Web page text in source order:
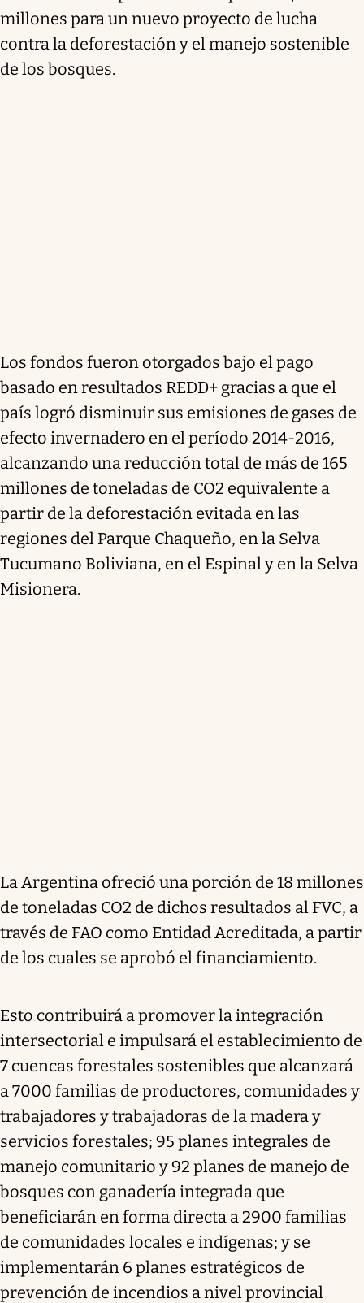
millones para un nuevo proyecto de lucha
contra la deforestación y el manejo sostenible
de los bosques.
Los fondos fueron otorgados bajo el pago
basado en resultados REDD+ gracias a que el
país logró disminuir sus emisiones de gases de
efecto invernadero en el período 2014-2016,
alcanzando una reducción total de más de 165
millones de toneladas de CO2 equivalente a
partir de la deforestación evitada en las
regiones del Parque Chaqueño, en la Selva
Tucumano Boliviana, en el Espinal y en la Selva
Misionera.
La Argentina ofreció una porción de 18 millones
de toneladas CO2 de dichos resultados al FVC, a
través de FAO como Entidad Acreditada, a partir
de los cuales se aprobó el financiamiento.
Esto contribuirá a promover la integración
intersectorial e impulsará el establecimiento de
7 cuencas forestales sostenibles que alcanzará
a 7000 familias de productores, comunidades y
trabajadores y trabajadoras de la madera y
servicios forestales; 95 planes integrales de
manejo comunitario y 92 planes de manejo de
bosques con ganadería integrada que
beneficiarán en forma directa a 2900 familias
de comunidades locales e indígenas; y se
implementarán 6 planes estratégicos de
prevención de incendios a nivel provincial